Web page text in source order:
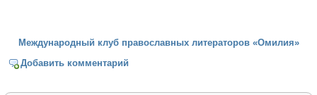
Международный клуб православных литераторов «Омилия»
Добавить комментарий